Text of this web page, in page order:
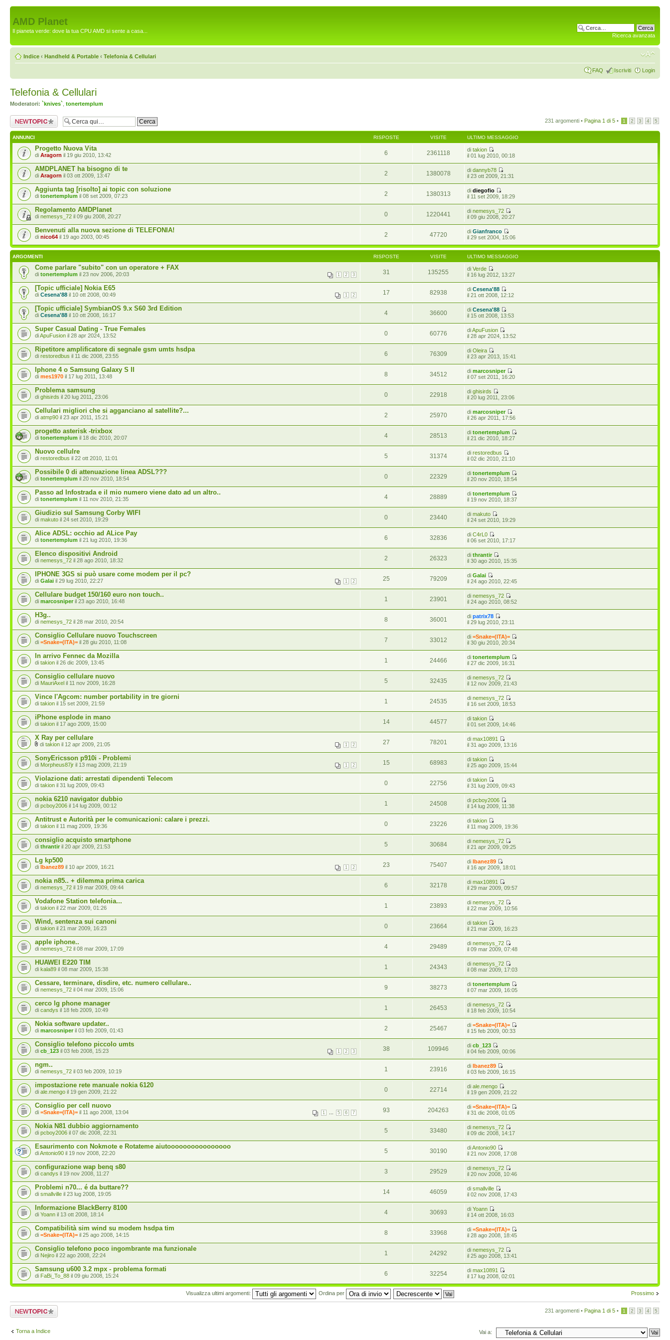
AMD Planet
Il pianeta verde: dove la tua CPU AMD si sente a casa...
Ricerca avanzata
Indice ‹ Handheld & Portable ‹ Telefonia & Cellulari
FAQ Iscriviti Login
Telefonia & Cellulari
Moderatori: `knives` tonertemplum
Scrivi un nuovo
argomento
231 argomenti • Pagina 1 di 5 • 1 2 3 4 5
ANNUNCI RISPOSTE VISITE ULTIMO MESSAGGIO
Progetto Nuova Vita
di Aragorn il 19 giu 2010, 13:42 6 2361118 ditakion
il 01 lug 2010, 00:18
AMDPLANET ha bisogno di te
di Aragorn il 03 ott 2009, 13:47 2 1380078 didannyb78
il 23 ott 2009, 21:31
Aggiunta tag [risolto] ai topic con soluzione
di tonertemplum il 08 set 2009, 07:23 2 1380313 didiegofio
il 11 set 2009, 18:29
Regolamento AMDPlanet
di nemesys_72 il 09 giu 2008, 20:27 0 1220441 dinemesys_72
il 09 giu 2008, 20:27
Benvenuti alla nuova sezione di TELEFONIA!
di nico64 il 19 ago 2003, 00:45 2 47720 diGianfranco
il 29 set 2004, 15:06
ARGOMENTI RISPOSTE VISITE ULTIMO MESSAGGIO
Come parlare "subito" con un operatore + FAX
1 2 3
di tonertemplum il 23 nov 2006, 20:03 31 135255 diVerde
il 16 lug 2012, 13:27
[Topic ufficiale] Nokia E65
1 2
di Cesena'88 il 10 ott 2008, 00:49 17 82938 diCesena'88
il 21 ott 2008, 12:12
[Topic ufficiale] SymbianOS 9.x S60 3rd Edition
di Cesena'88 il 10 ott 2008, 16:17 4 36600 diCesena'88
il 15 ott 2008, 13:53
Super Сasual Dating - True Females
diApuFusion il 28 apr 2024, 13:52 0 60776 diApuFusion
il 28 apr 2024, 13:52
Ripetitore amplificatore di segnale gsm umts hsdpa
di restoredbus il 11 dic 2008, 23:55 6 76309 diOleira
il 23 apr 2013, 15:41
Iphone 4 o Samsung Galaxy S II
di mes1970 il 17 lug 2011, 13:48 8 34512 dimarcosniper
il 07 set 2011, 16:20
Problema samsung
di ghisirds il 20 lug 2011, 23:06 0 22918 dighisirds
il 20 lug 2011, 23:06
Cellulari migliori che si agganciano al satellite?...
di atmp90 il 23 apr 2011, 15:21 2 25970 dimarcosniper
il 26 apr 2011, 17:56
progetto asterisk -trixbox
di tonertemplum il 18 dic 2010, 20:07 4 28513 ditonertemplum
il 21 dic 2010, 18:27
Nuovo cellulre
di restoredbus il 22 ott 2010, 11:01 5 31374 direstoredbus
il 02 dic 2010, 21:10
Possibile 0 di attenuazione linea ADSL???
di tonertemplum il 20 nov 2010, 18:54 0 22329 ditonertemplum
il 20 nov 2010, 18:54
Passo ad Infostrada e il mio numero viene dato ad un altro..
di tonertemplum il 11 nov 2010, 21:35 4 28889 ditonertemplum
il 19 nov 2010, 18:37
Giudizio sul Samsung Corby WIFI
di makuto il 24 set 2010, 19:29 0 23440 dimakuto
il 24 set 2010, 19:29
Alice ADSL: occhio ad ALice Pay
di tonertemplum il 21 lug 2010, 19:36 6 32836 diC4rL0
il 06 set 2010, 17:17
Elenco dispositivi Android
di nemesys_72 il 28 ago 2010, 18:32 2 26323 dithrantir
il 30 ago 2010, 15:35
IPHONE 3GS si può usare come modem per il pc?
1 2
di Galai il 29 lug 2010, 22:27 25 79209 diGalai
il 24 ago 2010, 22:45
Cellulare budget 150/160 euro non touch..
di marcosniper il 23 ago 2010, 16:48 1 23901 dinemesys_72
il 24 ago 2010, 08:52
H3g..
di nemesys_72 il 28 mar 2010, 20:54 8 36001 dipatrix78
il 29 lug 2010, 23:11
Consiglio Cellulare nuovo Touchscreen
di =Snake=(ITA)= il 28 giu 2010, 11:08 7 33012 di=Snake=(ITA)=
il 30 giu 2010, 20:34
In arrivo Fennec da Mozilla
di takion il 26 dic 2009, 13:45 1 24466 ditonertemplum
il 27 dic 2009, 16:31
Consiglio cellulare nuovo
di MauriAxel il 11 nov 2009, 16:28 5 32435 dinemesys_72
il 12 nov 2009, 21:43
Vince l'Agcom: number portability in tre giorni
di takion il 15 set 2009, 21:59 1 24535 dinemesys_72
il 16 set 2009, 18:53
iPhone esplode in mano
di takion il 17 ago 2009, 15:00 14 44577 ditakion
il 01 set 2009, 14:46
X Ray per cellulare
1 2
di takion il 12 apr 2009, 21:05 27 78201 dimax10891
il 31 ago 2009, 13:16
SonyEricsson p910i - Problemi
1 2
di Morpheus87jr il 13 mag 2009, 21:19 15 68983 ditakion
il 25 ago 2009, 15:44
Violazione dati: arrestati dipendenti Telecom
di takion il 31 lug 2009, 09:43 0 22756 ditakion
il 31 lug 2009, 09:43
nokia 6210 navigator dubbio
di pcboy2006 il 14 lug 2009, 00:12 1 24508 dipcboy2006
il 14 lug 2009, 11:38
Antitrust e Autorità per le comunicazioni: calare i prezzi.
di takion il 11 mag 2009, 19:36 0 23226 ditakion
il 11 mag 2009, 19:36
consiglio acquisto smartphone
di thrantir il 20 apr 2009, 21:53 5 30684 dinemesys_72
il 21 apr 2009, 09:25
Lg kp500
1 2
di Ibanez89 il 10 apr 2009, 16:21 23 75407 diIbanez89
il 16 apr 2009, 18:01
nokia n85.. + dilemma prima carica
di nemesys_72 il 19 mar 2009, 09:44 6 32178 dimax10891
il 29 mar 2009, 09:57
Vodafone Station telefonia...
di takion il 22 mar 2009, 01:26 1 23893 dinemesys_72
il 22 mar 2009, 10:56
Wind, sentenza sui canoni
di takion il 21 mar 2009, 16:23 0 23664 ditakion
il 21 mar 2009, 16:23
apple iphone..
di nemesys_72 il 08 mar 2009, 17:09 4 29489 dinemesys_72
il 09 mar 2009, 07:48
HUAWEI E220 TIM
di kala89 il 08 mar 2009, 15:38 1 24343 dinemesys_72
il 08 mar 2009, 17:03
Cessare, terminare, disdire, etc. numero cellulare..
di nemesys_72 il 04 mar 2009, 15:06 9 38273 ditonertemplum
il 07 mar 2009, 16:05
cerco lg phone manager
di candys il 18 feb 2009, 10:49 1 26453 dinemesys_72
il 18 feb 2009, 10:54
Nokia software updater..
di marcosniperil 03 feb 2009, 01:43 2 25467 di=Snake=(ITA)=
il 15 feb 2009, 00:33
Consiglio telefono piccolo umts
1 2 3
di cb_123 il 03 feb 2008, 15:23 38 109946 dicb_123
il 04 feb 2009, 00:06
ngm..
di nemesys_72 il 03 feb 2009, 10:19 1 23916 diIbanez89
il 03 feb 2009, 16:15
impostazione rete manuale nokia 6120
di ale.mengo il 19 gen 2009, 21:22 0 22714 diale.mengo
il 19 gen 2009, 21:22
Consiglio per cell nuovo
1 5 6 7
di =Snake=(ITA)= il 11 ago 2008, 13:04 93 204263 di=Snake=(ITA)=
il 31 dic 2008, 01:05
Nokia N81 dubbio aggiornamento
di pcboy2006 il 07 dic 2008, 22:31 5 33480 dinemesys_72
il 09 dic 2008, 14:17
Esaurimento con Nokmote e Rotateme aiutoooooooooooooooo
diAntonio90 il 19 nov 2008, 22:20 5 30190 diAntonio90
il 21 nov 2008, 17:08
configurazione wap benq s80
di candys il 19 nov 2008, 11:27 3 29529 dinemesys_72
il 20 nov 2008, 10:46
Problemi n70... é da buttare??
di smallville il 23 lug 2008, 19:05 14 46059 dismallville
il 02 nov 2008, 17:43
Informazione BlackBerry 8100
di Yoann il 13 ott 2008, 18:14 4 30693 diYoann
il 14 ott 2008, 16:03
Compatibilità sim wind su modem hsdpa tim
di =Snake=(ITA)= il 25 ago 2008, 14:15 8 33968 di=Snake=(ITA)=
il 28 ago 2008, 18:45
Consiglio telefono poco ingombrante ma funzionale
di Nejiro il 22 ago 2008, 22:24 1 24292 dinemesys_72
il 25 ago 2008, 13:41
Samsung u600 3.2 mpx - problema formati
di FaBi_To_88 il 09 giu 2008, 15:24 6 32254 dimax10891
il 17 lug 2008, 02:01
Prossimo
Visualizza ultimi argomenti: Ordina per
Scrivi un nuovo
argomento
231 argomenti • Pagina 1 di 5 • 1 2 3 4 5
Torna a Indice Vai a: